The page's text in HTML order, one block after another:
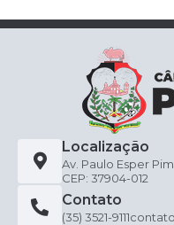
Localização
Av. Paulo Esper
CEP: 37904-012
Contato
(35) 3521-9111